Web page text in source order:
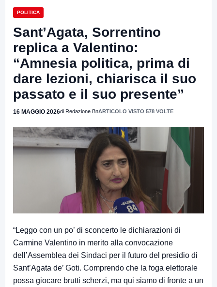
POLITICA
Sant’Agata, Sorrentino
replica a Valentino:
“Amnesia politica, prima di
dare lezioni, chiarisca il suo
passato e il suo presente”
16 MAGGIO 2026di Redazione BnARTICOLO VISTO 578 VOLTE
“Leggo con un po’ di sconcerto le dichiarazioni di
Carmine Valentino in merito alla convocazione
dell’Assemblea dei Sindaci per il futuro del presidio di
Sant’Agata de’ Goti. Comprendo che la foga elettorale
possa giocare brutti scherzi, ma qui siamo di fronte a un